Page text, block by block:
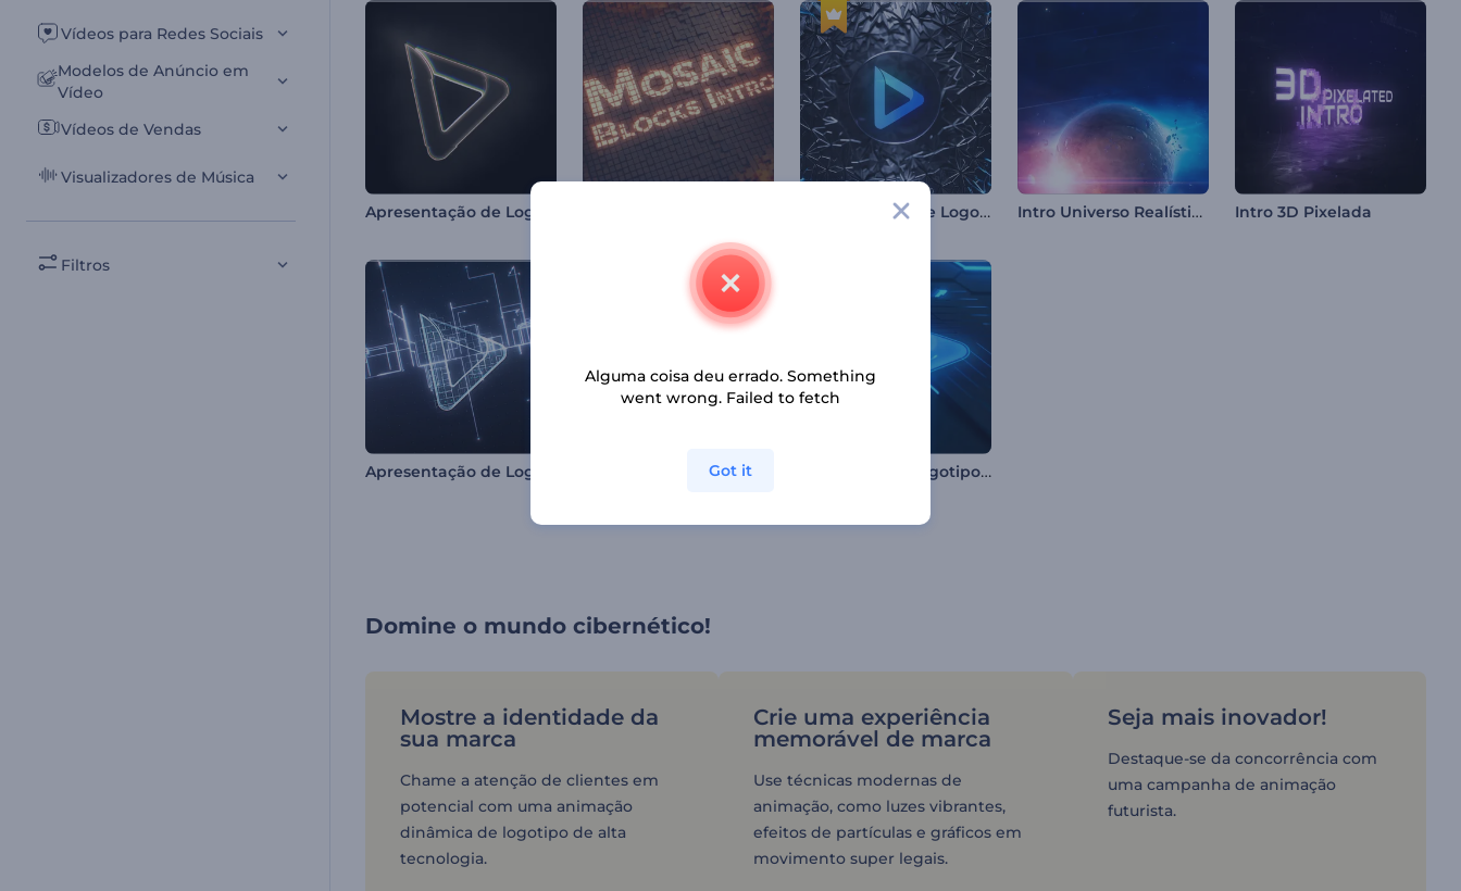
Vídeos para Redes Sociais
Modelos de Anúncio em
Vídeo
Vídeos de Vendas
Visualizadores de Música
Filtros
Apresentação de Logo - Onda com Estilhaços de Vidro Intro Universo Realístico Intro 3D Pixelada
Animação de Logotipo Tremor Neon
Domine o mundo cibernético!
Mostre a identidade da
sua marca
Chame a atenção de clientes em
potencial com uma animação
dinâmica de logotipo de alta
tecnologia.
Crie uma experiência
memorável de marca
Use técnicas modernas de
animação, como luzes vibrantes,
efeitos de partículas e gráficos em
movimento super legais.
Seja mais inovador!
Destaque-se da concorrência com
uma campanha de animação
futurista.
Alguma coisa deu errado. Something
went wrong. Failed to fetch
Got it